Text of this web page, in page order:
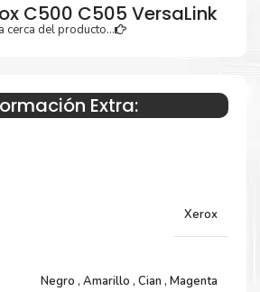
C500 C505 VersaLink
Técnicas
cerca del producto...
Extra:
Xerox
Negro , Amarillo , Cian , Magenta